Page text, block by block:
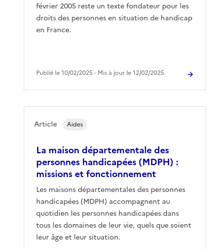
février 2005 reste un texte fondateur pour les
droits des personnes en situation de handicap
en France.
Publié le 10/02/2025 ‐ Mis à jour le 12/02/2025
La maison départementale des
personnes handicapées (MDPH) :
missions et fonctionnement
Les maisons départementales des personnes
handicapées (MDPH) accompagnent au
quotidien les personnes handicapées dans
tous les domaines de leur vie, quels que soient
leur âge et leur situation.
Article Aides